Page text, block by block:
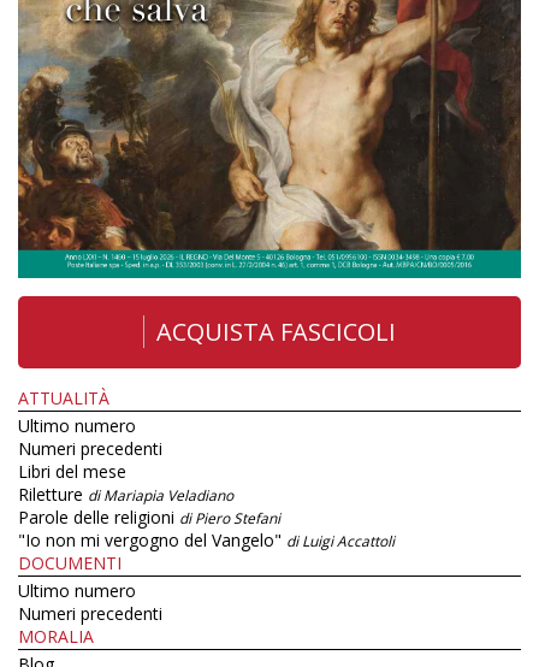
ACQUISTA FASCICOLI
ATTUALITÀ
Ultimo numero
Numeri precedenti
Libri del mese
Riletture di Mariapia Veladiano
Parole delle religioni di Piero Stefani
"Io non mi vergogno del Vangelo" di Luigi Accattoli
DOCUMENTI
Ultimo numero
Numeri precedenti
MORALIA